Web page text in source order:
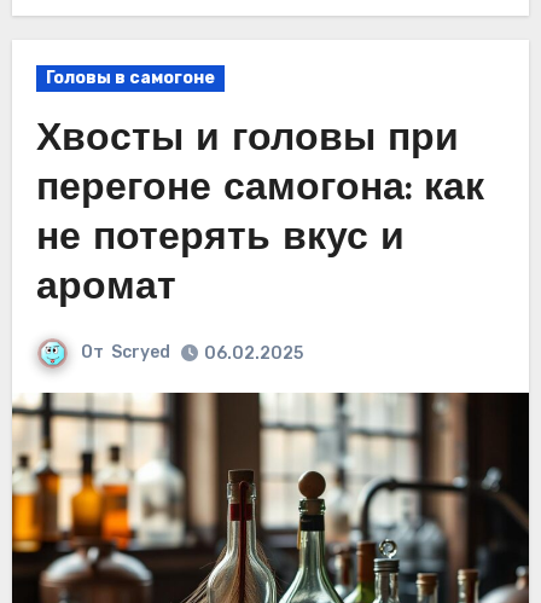
Головы в самогоне
Хвосты и головы при
перегоне самогона: как
не потерять вкус и
аромат
От Scryed 06.02.2025